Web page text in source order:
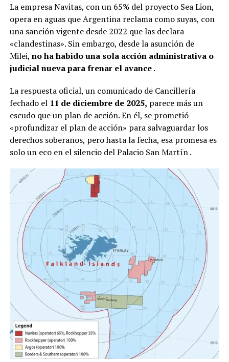
La empresa Navitas, con un 65% del proyecto Sea Lion,
opera en aguas que Argentina reclama como suyas, con
una sanción vigente desde 2022 que las declara
«clandestinas». Sin embargo, desde la asunción de
Milei, no ha habido una sola acción administrativa o
judicial nueva para frenar el avance.
La respuesta oficial, un comunicado de Cancillería
fechado el 11 de diciembre de 2025, parece más un
escudo que un plan de acción. En él, se prometió
«profundizar el plan de acción» para salvaguardar los
derechos soberanos, pero hasta la fecha, esa promesa es
solo un eco en el silencio del Palacio San Martín.